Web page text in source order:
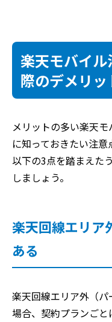
楽天モバイ
際のデメリ
メリットの多い楽天
に知っておきたい注意
以下の3点を踏まえた
しましょう。
楽天回線エリア
ある
楽天回線エリア外（
場合、契約プランご